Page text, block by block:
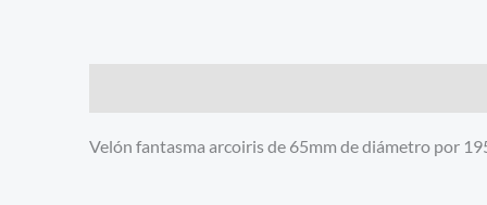
Velón fantasma arcoiris de 65mm de diámetro por